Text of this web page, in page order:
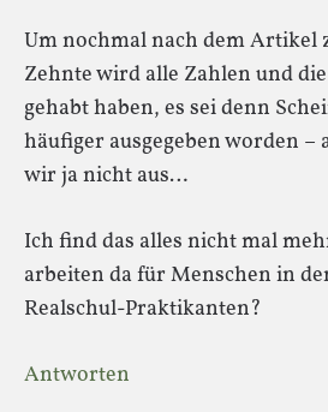
Um nochmal nach dem Artikel
Zehnte wird alle Zahlen und
gehabt haben, es sei denn
häufiger ausgegeben worden –
wir ja nicht aus…
Ich find das alles nicht mal
arbeiten da für Menschen in
Realschul-Praktikanten?
Antworten